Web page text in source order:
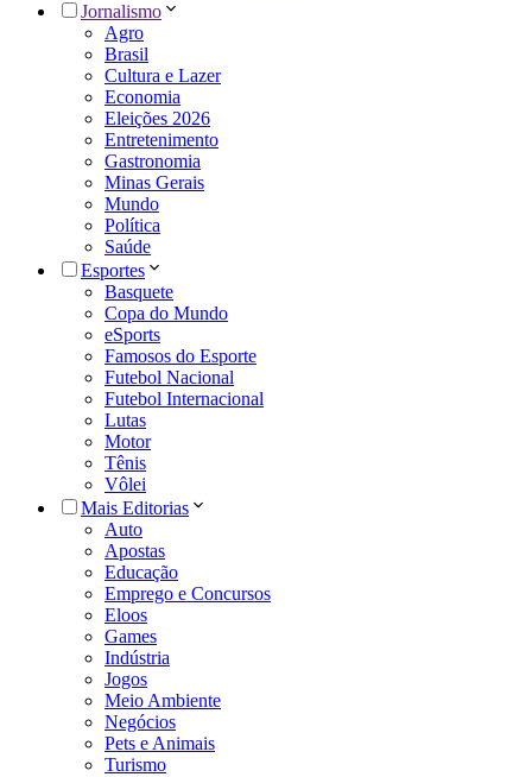
Jornalismo
Agro
Brasil
Cultura e Lazer
Economia
Eleições 2026
Entretenimento
Gastronomia
Minas Gerais
Mundo
Política
Saúde
Esportes
Basquete
Copa do Mundo
eSports
Famosos do Esporte
Futebol Nacional
Futebol Internacional
Lutas
Motor
Tênis
Vôlei
Mais Editorias
Auto
Apostas
Educação
Emprego e Concursos
Eloos
Games
Indústria
Jogos
Meio Ambiente
Negócios
Pets e Animais
Turismo